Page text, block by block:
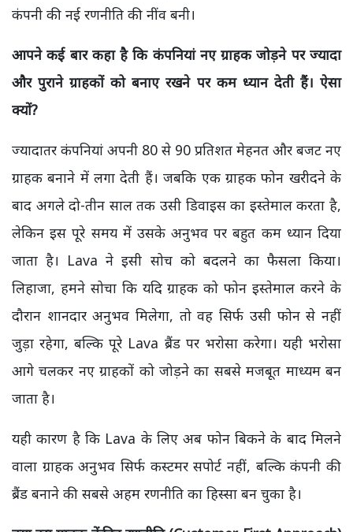
कंपनी की नई रणनीति की नींव बनी।
आपने कई बार कहा है कि कंपनियां नए ग्राहक जोड़ने पर ज्यादा
और पुराने ग्राहकों को बनाए रखने पर कम ध्यान देती हैं। ऐसा
क्यों?
ज्यादातर कंपनियां अपनी 80 से 90 प्रतिशत मेहनत और बजट नए
ग्राहक बनाने में लगा देती हैं।जबकि एक ग्राहक फोन खरीदने के
बाद अगले दो-तीन साल तक उसी डिवाइस का इस्तेमाल करता है,
लेकिन इस पूरे समय में उसके अनुभव पर बहुत कम ध्यान दिया
जाता है। Lava ने इसी सोच को बदलने का फैसला किया।
लिहाजा, हमने सोचा कि यदि ग्राहक को फोन इस्तेमाल करने के
दौरान शानदार अनुभव मिलेगा, तो वह सिर्फ उसी फोन से नहीं
जुड़ा रहेगा, बल्कि पूरे Lava ब्रैंड पर भरोसा करेगा। यही भरोसा
आगे चलकर नए ग्राहकों को जोड़ने का सबसे मजबूत माध्यम बन
जाता है।
यही कारण है कि Lava के लिए अब फोन बिकने के बाद मिलने
वाला ग्राहक अनुभव सिर्फ कस्टमर सपोर्ट नहीं, बल्कि कंपनी की
ब्रैंड बनाने की सबसे अहम रणनीति का हिस्सा बन चुका है।